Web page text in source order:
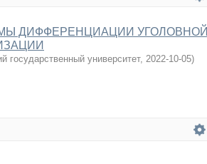
ДИФФЕРЕНЦИАЦИИ УГОЛОВНОЙ
государственный университет, 2022-10-05)